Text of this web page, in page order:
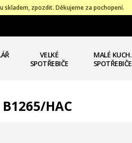
skladem, zpozdit. Děkujeme za pochopení.
VELKÉ
SPOTŘEBIČE
MALÉ KUCH.
SPOTŘEBIČE
HAC